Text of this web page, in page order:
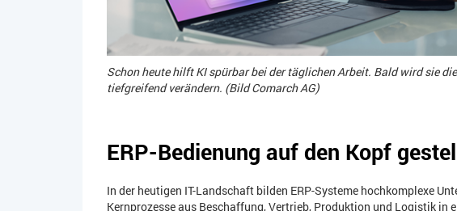
Schon heute hilft KI spürbar bei der täglichen Arbeit. Bald wird sie
tiefgreifend verändern. (Bild Comarch AG)
ERP-Bedienung auf den Kopf
In der heutigen IT-Landschaft bilden ERP-Systeme hochkomplexe
Kernprozesse aus Beschaffung, Vertrieb, Produktion und Logistik in